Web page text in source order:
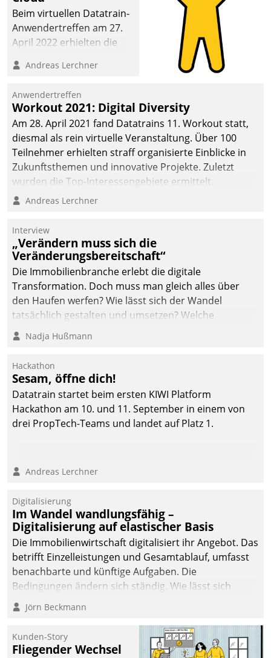
Beim virtuellen Datatrain-
Anwendertreffen am 27.
April 2022 erhielten die
Teilnehmer kurzweilige
Cloud-Strategien und -
Lösungen mit hohem
Zukunftspotenzial.
Andreas Lerchner
Anwendertreffen
Workout 2021: Digital Diversity
Am 28. April 2021 fand Datatrains 11. Workout statt,
diesmal als rein virtuelle Veranstaltung. Über 100
Teilnehmer erhielten straff organisierte Einblicke in
Zukunftsthemen und innovative Projekte. Zuletzt
wurden die Top-Interessengebiete ermittelt.
Andreas Lerchner
Interview
„Verändern muss sich die
Veränderungsbereitschaft“
Die Immobilienbranche erlebt die digitale
Transformation. Doch muss man gleich alles über
den Haufen werfen? Wie lässt sich der Wandel
tatsächlich gestalten und umsetzen? Welche
Argumente zählen wirklich?
Nadja Hußmann
Hackathon
Sesam, öffne dich!
Datatrain startet beim ersten KIWI Platform
Hackathon am 10. und 11. September in einem von
drei PropTech-Teams und landet auf Platz 1.
Andreas Lerchner
Digitalisierung
Im Wandel wandlungsfähig –
Digitalisierung auf elastischer Basis
Die Immobilienwirtschaft digitalisiert ihr Angebot. Das
betrifft Einzelleistungen und Gesamtablauf, umfasst
benachbarte und künftige Aufgaben. Die
Bedingungen ändern sich ständig. Wie lässt sich
technisch die Kontrolle wahren und zugleich Freiraum
fürs Wachsen öffnen?
Jörn Beckmann
Kunden-Story
Fliegender Wechsel